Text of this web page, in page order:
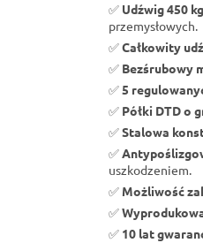
✅ Udźwig 450
przemysłowych.
✅Całkowity
✅ Bezśrubowy
✅5
✅ Półki DTD o
✅Stalowa
✅
uszkodzeniem.
✅ Możliwość
✅
✅ 10 lat